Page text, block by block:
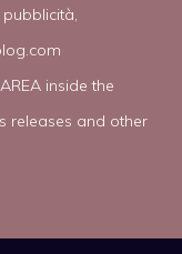
inside the
releases and other